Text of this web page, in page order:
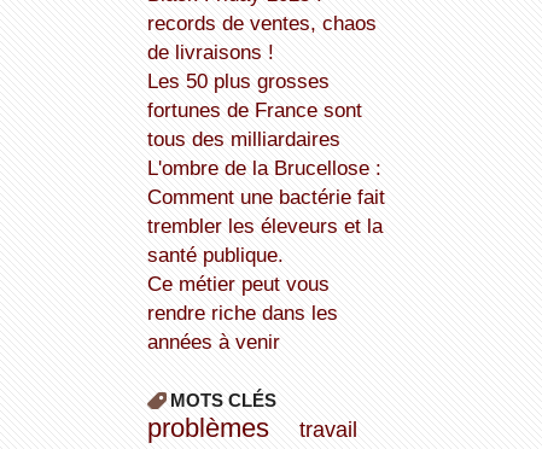
records de ventes, chaos
de livraisons !
Les 50 plus grosses
fortunes de France sont
tous des milliardaires
L'ombre de la Brucellose :
Comment une bactérie fait
trembler les éleveurs et la
santé publique.
Ce métier peut vous
rendre riche dans les
années à venir
MOTS CLÉS
problèmes
travail